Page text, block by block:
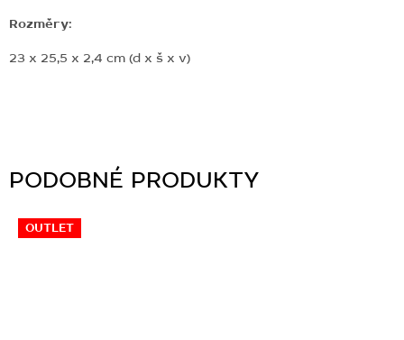
Rozměry:
23 x 25,5 x 2,4 cm (d x š x v)
OUTLET